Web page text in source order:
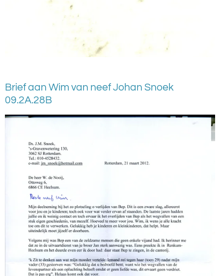
Brief aan Wim van neef Johan Snoek
09.2A.28B